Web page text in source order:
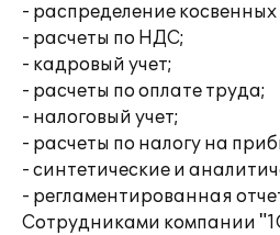
- распределение
- расчеты по НДС;
- кадровый учет;
- расчеты по оплате труда;
- налоговый учет;
- расчеты по налогу на
- синтетические и
- регламентированная
Сотрудниками компании